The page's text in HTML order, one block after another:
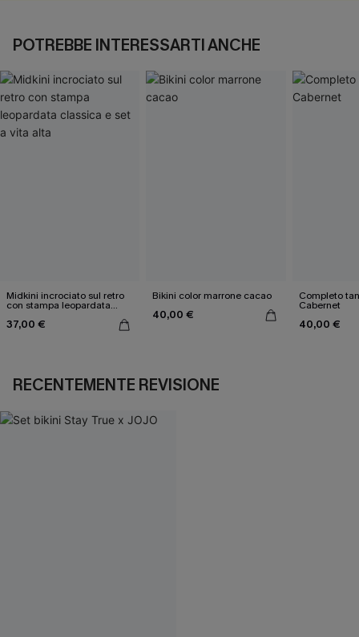
POTREBBE INTERESSARTI ANCHE
Midkini incrociato sul retro
con stampa leopardata
37,00 €
Bikini color marrone cacao
40,00 €
Completo
Cabernet
40,00 €
RECENTEMENTE REVISIONE